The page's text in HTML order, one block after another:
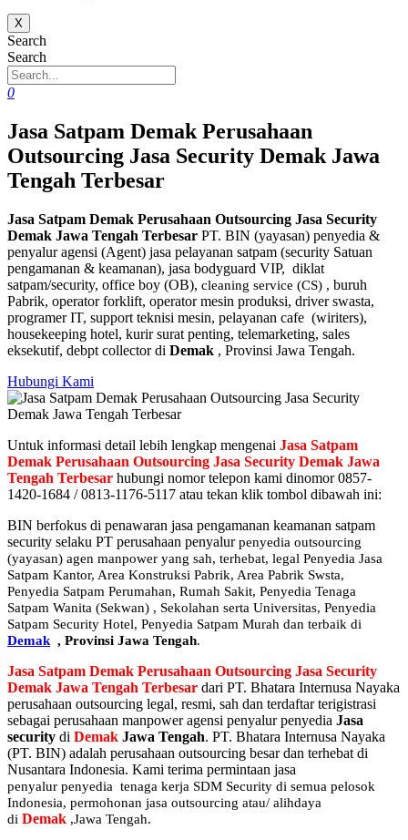
X
Search
Search
0
Jasa Satpam Demak Perusahaan
Outsourcing Jasa Security Demak Jawa
Tengah Terbesar
Jasa Satpam Demak Perusahaan Outsourcing Jasa Security
Demak Jawa Tengah Terbesar PT. BIN (yayasan) penyedia &
penyalur agensi (Agent) jasa pelayanan satpam (security Satuan
pengamanan & keamanan), jasa bodyguard VIP, diklat
satpam/security, office boy (OB), cleaning service (CS) , buruh
Pabrik, operator forklift, operator mesin produksi, driver swasta,
programer IT, support teknisi mesin, pelayanan cafe (wiriters),
housekeeping hotel, kurir surat penting, telemarketing, sales
eksekutif, debpt collector di Demak , Provinsi Jawa Tengah.
Hubungi Kami
Untuk informasi detail lebih lengkap mengenai Jasa Satpam
Demak Perusahaan Outsourcing Jasa Security Demak Jawa
Tengah Terbesar hubungi nomor telepon kami dinomor 0857-
1420-1684 / 0813-1176-5117 atau tekan klik tombol dibawah ini:
BIN berfokus di penawaran jasa pengamanan keamanan satpam
security selaku PT perusahaan penyalurpenyedia outsourcing
(yayasan) agen manpower yang sah, terhebat, legal Penyedia Jasa
Satpam Kantor, Area Konstruksi Pabrik, Area Pabrik Swsta,
Penyedia Satpam Perumahan, Rumah Sakit, Penyedia Tenaga
Satpam Wanita (Sekwan) , Sekolahan serta Universitas, Penyedia
Satpam Security Hotel, Penyedia Satpam Murah dan terbaik di
Demak , Provinsi Jawa Tengah.
Jasa Satpam Demak Perusahaan Outsourcing Jasa Security
Demak Jawa Tengah Terbesar dari PT. Bhatara Internusa Nayaka
perusahaan outsourcing legal, resmi, sah dan terdaftar terigistrasi
sebagai perusahaan manpower agensi penyalur penyedia Jasa
security di Demak Jawa Tengah. PT. Bhatara Internusa Nayaka
(PT. BIN) adalah perusahaan outsourcing besar dan terhebat di
Nusantara Indonesia. Kami terima permintaan jasa
penyalur penyedia tenaga kerja SDM Security di semua pelosok
Indonesia, permohonan jasa outsourcing atau/ alihdaya
di Demak ,Jawa Tengah.